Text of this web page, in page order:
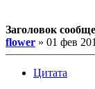
Заголовок
flower » 01 фев
Цитата